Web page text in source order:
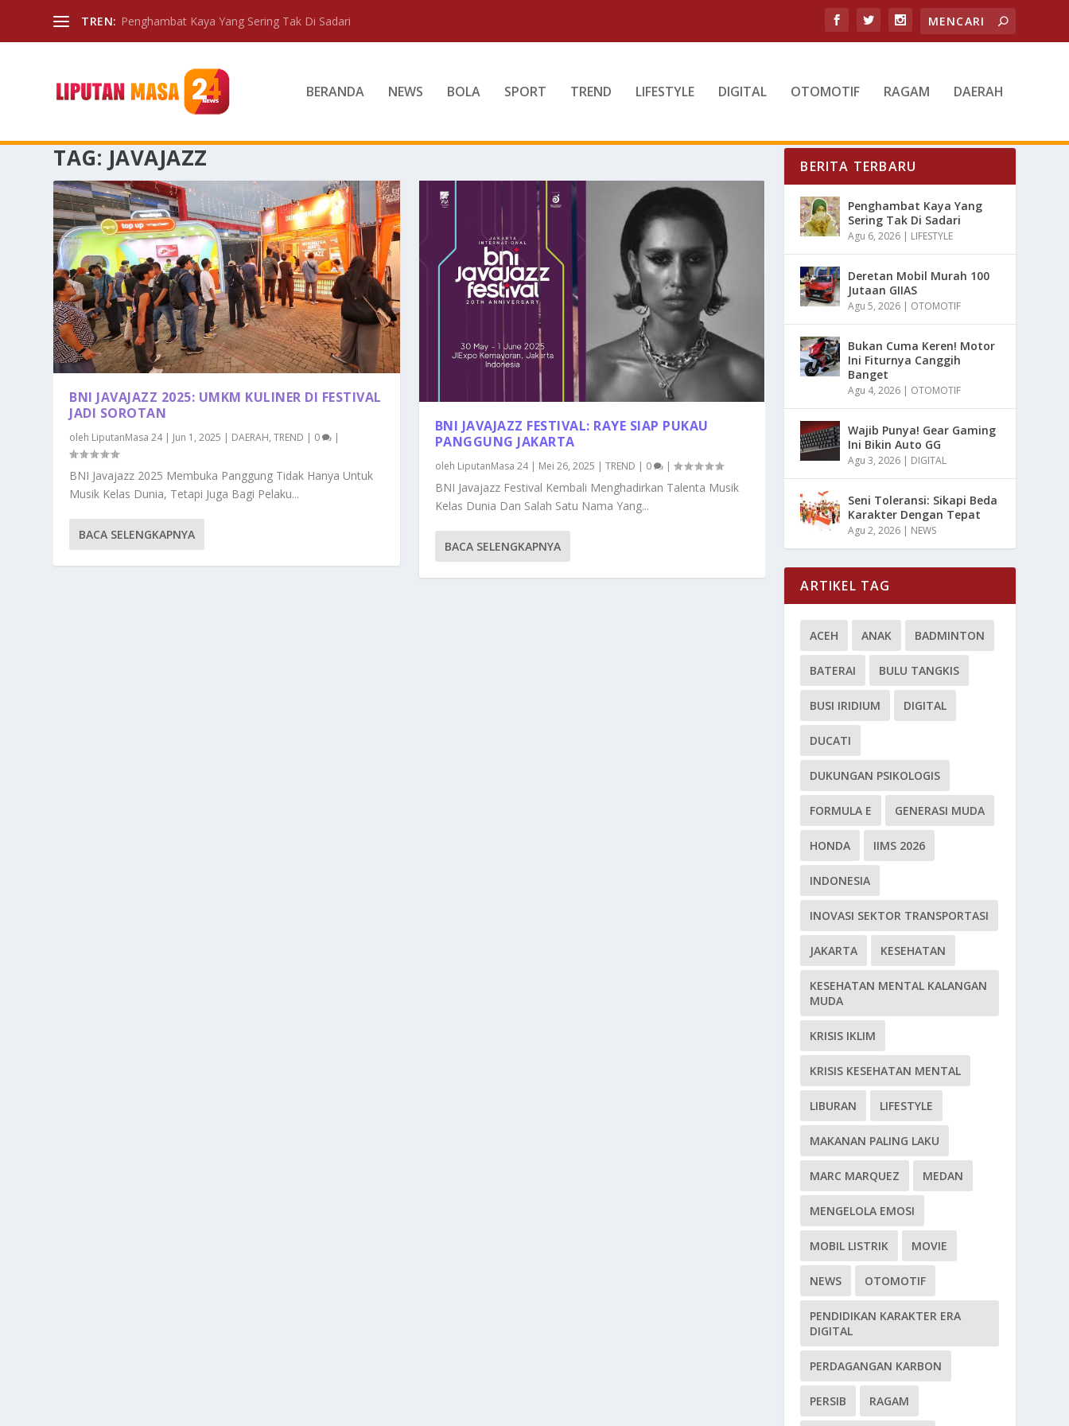
TREN: Penghambat Kaya Yang Sering Tak Di Sadari
BERANDA NEWS BOLA SPORT TREND LIFESTYLE DIGITAL OTOMOTIF RAGAM DAERAH
TAG: JAVAJAZZ
BNI JAVAJAZZ 2025: UMKM KULINER DI FESTIVAL
JADI SOROTAN
oleh LiputanMasa 24| Jun 1, 2025 | DAERAH,TREND | 0 |
BNI Javajazz 2025 Membuka Panggung Tidak Hanya Untuk
Musik Kelas Dunia, Tetapi Juga Bagi Pelaku...
BACA SELENGKAPNYA
BNI JAVAJAZZ FESTIVAL: RAYE SIAP PUKAU
PANGGUNG JAKARTA
oleh LiputanMasa 24| Mei 26, 2025 | TREND | 0 |
BNI Javajazz Festival Kembali Menghadirkan Talenta Musik
Kelas Dunia Dan Salah Satu Nama Yang...
BACA SELENGKAPNYA
BERITA TERBARU
Penghambat Kaya Yang
Sering Tak Di Sadari
Agu 6, 2026 | LIFESTYLE
Deretan Mobil Murah 100
Jutaan GIIAS
Agu 5, 2026 | OTOMOTIF
Bukan Cuma Keren! Motor
Ini Fiturnya Canggih
Banget
Agu 4, 2026 | OTOMOTIF
Wajib Punya! Gear Gaming
Ini Bikin Auto GG
Agu 3, 2026 | DIGITAL
Seni Toleransi: Sikapi Beda
Karakter Dengan Tepat
Agu 2, 2026 | NEWS
ARTIKEL TAG
ACEH ANAK BADMINTON
BATERAI BULU TANGKIS
BUSI IRIDIUM DIGITAL
DUCATI
DUKUNGAN PSIKOLOGIS
FORMULA E GENERASI MUDA
HONDA IIMS 2026
INDONESIA
INOVASI SEKTOR TRANSPORTASI
JAKARTA KESEHATAN
KESEHATAN MENTAL KALANGAN
MUDA
KRISIS IKLIM
KRISIS KESEHATAN MENTAL
LIBURAN LIFESTYLE
MAKANAN PALING LAKU
MARC MARQUEZ MEDAN
MENGELOLA EMOSI
MOBIL LISTRIK MOVIE
NEWS OTOMOTIF
PENDIDIKAN KARAKTER ERA
DIGITAL
PERDAGANGAN KARBON
PERSIB RAGAM